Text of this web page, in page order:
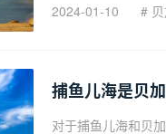
2024-01-10
#
捕鱼儿海是贝
对于捕鱼儿海和贝